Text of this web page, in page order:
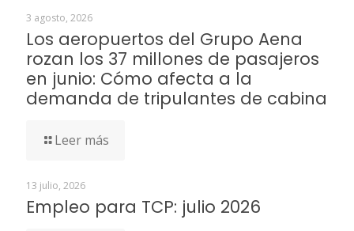
3 agosto, 2026
Los aeropuertos del Grupo Aena
rozan los 37 millones de pasajeros
en junio: Cómo afecta a la
demanda de tripulantes de cabina
Leer más
13 julio, 2026
Empleo para TCP: julio 2026